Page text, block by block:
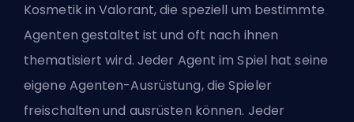
Kosmetik in Valorant, die speziell um bestimmte
Agenten gestaltet ist und oft nach ihnen
thematisiert wird. Jeder Agent im Spiel hat seine
eigene Agenten-Ausrüstung, die Spieler
freischalten und ausrüsten können. Jeder